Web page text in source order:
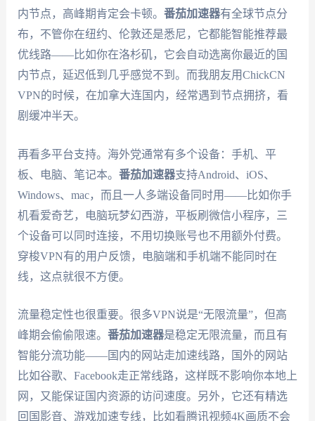
内节点，高峰期肯定会卡顿。 番茄加速器有全球节点分
布，不管你在纽约、伦敦还是悉尼，它都能智能推荐最
优线路——比如你在洛杉矶，它会自动选离你最近的国
内节点，延迟低到几乎感觉不到。而我朋友用ChickCN
VPN的时候，在加拿大连国内，经常遇到节点拥挤，看
剧缓冲半天。
再看多平台支持。海外党通常有多个设备：手机、平
板、电脑、笔记本。 番茄加速器支持Android、iOS、
Windows、mac，而且一人多端设备同时用——比如你手
机看爱奇艺，电脑玩梦幻西游，平板刷微信小程序，三
个设备可以同时连接，不用切换账号也不用额外付费。
穿梭VPN有的用户反馈，电脑端和手机端不能同时在
线，这点就很不方便。
流量稳定性也很重要。很多VPN说是“无限流量”，但高
峰期会偷偷限速。 番茄加速器是稳定无限流量，而且有
智能分流功能——国内的网站走加速线路，国外的网站
比如谷歌、Facebook走正常线路，这样既不影响你本地上
网，又能保证国内资源的访问速度。另外，它还有精选
回国影音、游戏加速专线，比如看腾讯视频4K画质不会